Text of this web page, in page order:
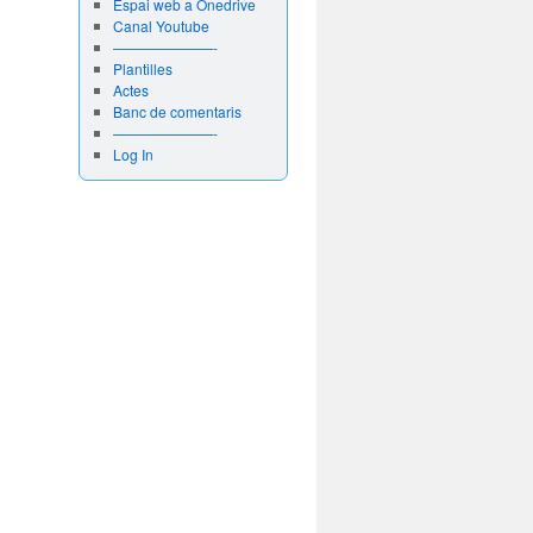
Espai web a Onedrive
Canal Youtube
———————-
Plantilles
Actes
Banc de comentaris
———————-
Log In